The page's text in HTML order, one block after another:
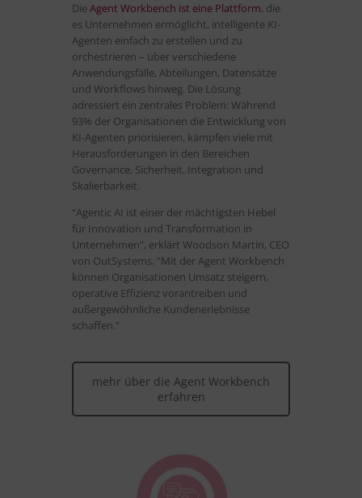
DieAgent Workbench ist eine Plattform, die
es Unternehmen ermöglicht, intelligente KI-
Agenten einfach zu erstellen und zu
orchestrieren – über verschiedene
Anwendungsfälle, Abteilungen, Datensätze
und Workflows hinweg. Die Lösung
adressiert ein zentrales Problem: Während
93% der Organisationen die Entwicklung von
KI-Agenten priorisieren, kämpfen viele mit
Herausforderungen in den Bereichen
Governance, Sicherheit, Integration und
Skalierbarkeit.
“Agentic AI ist einer der mächtigsten Hebel
für Innovation und Transformation in
Unternehmen”, erklärt Woodson Martin, CEO
von OutSystems. “Mit der Agent Workbench
können Organisationen Umsatz steigern,
operative Effizienz vorantreiben und
außergewöhnliche Kundenerlebnisse
schaffen.”
mehr über die Agent Workbench
erfahren